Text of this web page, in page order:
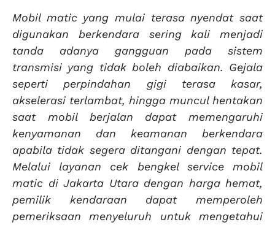
Mobil matic yang mulai terasa nyendat saat
digunakan berkendara sering kali menjadi
tanda adanya gangguan pada sistem
transmisi yang tidak boleh diabaikan. Gejala
seperti perpindahan gigi terasa kasar,
akselerasi terlambat, hingga muncul hentakan
saat mobil berjalan dapat memengaruhi
kenyamanan dan keamanan berkendara
apabila tidak segera ditangani dengan tepat.
Melalui layanan cek bengkel service mobil
matic di Jakarta Utara dengan harga hemat,
pemilik kendaraan dapat memperoleh
pemeriksaan menyeluruh untuk mengetahui